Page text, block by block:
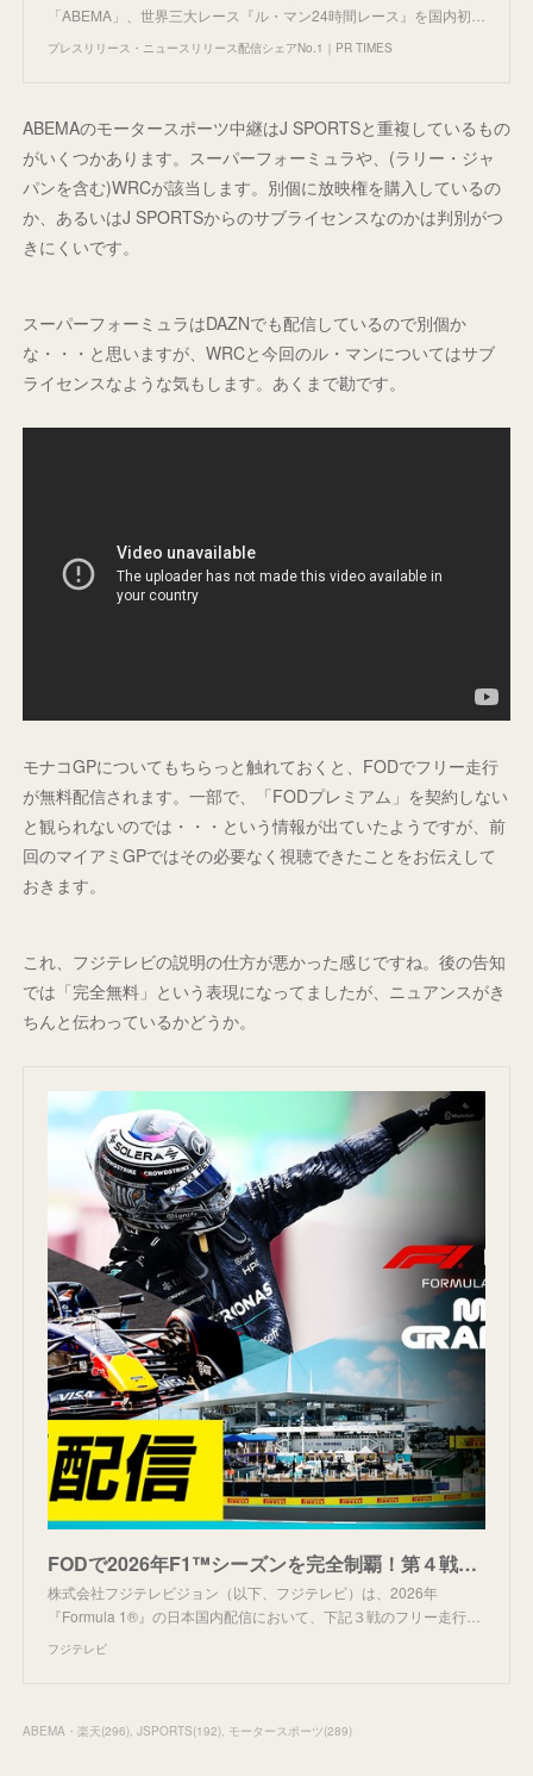
「ABEMA」、世界三大レース『ル・マン24時間レース』を国内初…
プレスリリース・ニュースリリース配信シェアNo.1｜PR TIMES
ABEMAのモータースポーツ中継はJ SPORTSと重複しているもの
がいくつかあります。スーパーフォーミュラや、(ラリー・ジャ
パンを含む)WRCが該当します。別個に放映権を購入しているの
か、あるいはJ SPORTSからのサブライセンスなのかは判別がつ
きにくいです。
スーパーフォーミュラはDAZNでも配信しているので別個か
な・・・と思いますが、WRCと今回のル・マンについてはサブ
ライセンスなような気もします。あくまで勘です。
モナコGPについてもちらっと触れておくと、FODでフリー走行
が無料配信されます。一部で、「FODプレミアム」を契約しない
と観られないのでは・・・という情報が出ていたようですが、前
回のマイアミGPではその必要なく視聴できたことをお伝えして
おきます。
これ、フジテレビの説明の仕方が悪かった感じですね。後の告知
では「完全無料」という表現になってましたが、ニュアンスがき
ちんと伝わっているかどうか。
FODで2026年F1™シーズンを完全制覇！第４戦マイアミ・第５戦カナダ・第６戦モナコ フリー走行・スプリント予選 全３戦無料配信決定！ - フジテレビ
株式会社フジテレビジョン（以下、フジテレビ）は、2026年
『Formula 1®』の日本国内配信において、下記３戦のフリー走行…
フジテレビ
ABEMA・楽天(296) JSPORTS(192) モータースポーツ(289)